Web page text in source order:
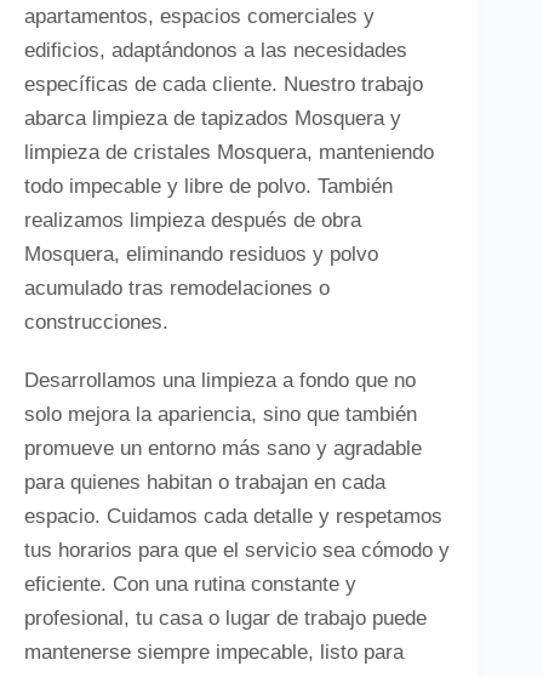
apartamentos, espacios comerciales y
edificios, adaptándonos a las necesidades
específicas de cada cliente. Nuestro trabajo
abarca limpieza de tapizados Mosquera y
limpieza de cristales Mosquera, manteniendo
todo impecable y libre de polvo. También
realizamos limpieza después de obra
Mosquera, eliminando residuos y polvo
acumulado tras remodelaciones o
construcciones.
Desarrollamos una limpieza a fondo que no
solo mejora la apariencia, sino que también
promueve un entorno más sano y agradable
para quienes habitan o trabajan en cada
espacio. Cuidamos cada detalle y respetamos
tus horarios para que el servicio sea cómodo y
eficiente. Con una rutina constante y
profesional, tu casa o lugar de trabajo puede
mantenerse siempre impecable, listo para